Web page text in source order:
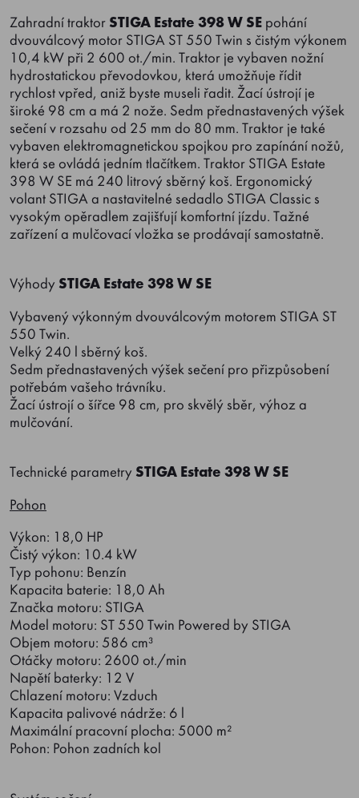
Zahradní traktor STIGA Estate 398 W SE pohání
dvouválcový motor STIGA ST 550 Twin s čistým výkonem
10,4 kW při 2 600 ot./min. Traktor je vybaven nožní
hydrostatickou převodovkou, která umožňuje řídit
rychlost vpřed, aniž byste museli řadit. Žací ústrojí je
široké 98 cm a má 2 nože. Sedm přednastavených výšek
sečení v rozsahu od 25 mm do 80 mm. Traktor je také
vybaven elektromagnetickou spojkou pro zapínání nožů,
která se ovládá jedním tlačítkem. Traktor STIGA Estate
398 W SE má 240 litrový sběrný koš. Ergonomický
volant STIGA a nastavitelné sedadlo STIGA Classic s
vysokým opěradlem zajišťují komfortní jízdu. Tažné
zařízení a mulčovací vložka se prodávají samostatně.
Výhody STIGA Estate 398 W SE
Vybavený výkonným dvouválcovým motorem STIGA ST
550 Twin.
Velký 240 l sběrný koš.
Sedm přednastavených výšek sečení pro přizpůsobení
potřebám vašeho trávníku.
Žací ústrojí o šířce 98 cm, pro skvělý sběr, výhoz a
mulčování.
Technické parametry STIGA Estate 398 W SE
Pohon
Výkon: 18,0 HP
Čistý výkon: 10.4 kW
Typ pohonu: Benzín
Kapacita baterie: 18,0 Ah
Značka motoru: STIGA
Model motoru: ST 550 Twin Powered by STIGA
Objem motoru: 586 cm³
Otáčky motoru: 2600 ot./min
Napětí baterky: 12 V
Chlazení motoru: Vzduch
Kapacita palivové nádrže: 6 l
Maximální pracovní plocha: 5000 m²
Pohon: Pohon zadních kol